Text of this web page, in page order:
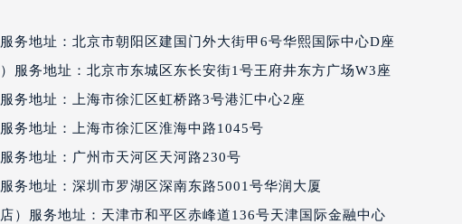
百达翡丽售后服务中心（需提前预约）
百达翡丽售后服务中心（需提前预约）
河大街百达翡丽售后服务中心（需提前预约）
路与南九经街交汇处百达翡丽售后服务中心（需提前预约）
百达翡丽售后服务中心（需提前预约）
江南大街百达翡丽售后服务中心（需提前预约）
百达翡丽售后服务中心（需提前预约）
服务地址：北京市朝阳区建国门外大街甲6号华熙国际中心D座
）服务地址：北京市东城区东长安街1号王府井东方广场W3座
服务地址：上海市徐汇区虹桥路3号港汇中心2座
服务地址：上海市徐汇区淮海中路1045号
服务地址：广州市天河区天河路230号
服务地址：深圳市罗湖区深南东路5001号华润大厦
店）服务地址：天津市和平区赤峰道136号天津国际金融中心